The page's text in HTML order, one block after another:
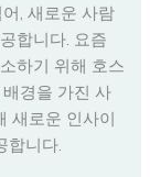
, 새로운 사람
합니다. 요즘
하기 위해 호스
경을 가진 사
새로운 인사이
합니다.